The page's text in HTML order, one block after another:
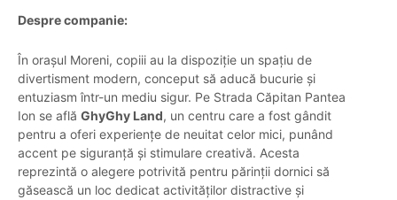
Despre companie:
În orașul Moreni, copiii au la dispoziție un spațiu de
divertisment modern, conceput să aducă bucurie și
entuziasm într-un mediu sigur. Pe Strada Căpitan Pantea
Ion se află GhyGhy Land, un centru care a fost gândit
pentru a oferi experiențe de neuitat celor mici, punând
accent pe siguranță și stimulare creativă. Acesta
reprezintă o alegere potrivită pentru părinții dornici să
găsească un loc dedicat activităților distractive și